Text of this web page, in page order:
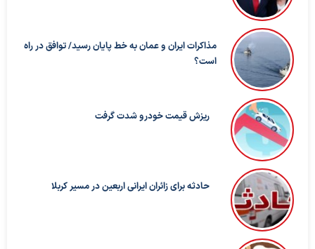
مذاکرات ایران و عمان به خط پایان رسید/ توافق در راه
است؟
ریزش قیمت خودرو شدت گرفت
حادثه برای زائران ایرانی اربعین در مسیر کربلا